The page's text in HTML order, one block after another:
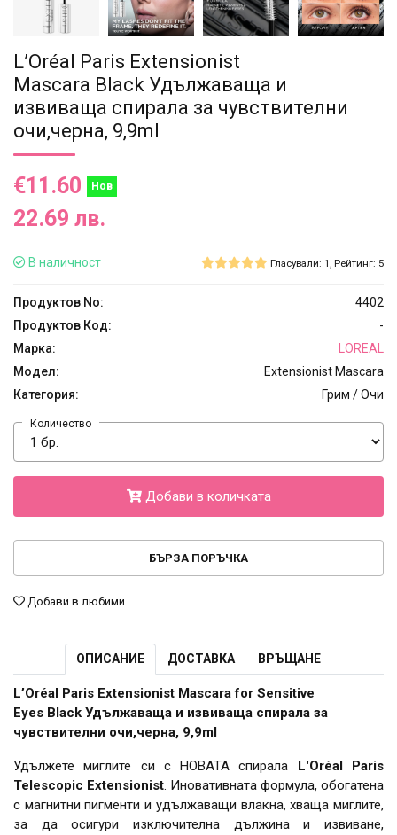
L’Oréal Paris Extensionist
Mascara Black Удължаваща и
извиваща спирала за чувствителни
очи,черна, 9,9ml
€11.60 Нов
22.69 лв.
В наличност Гласували: 1, Рейтинг: 5
Продуктов No:
4402
Продуктов Код:
-
Марка:
LOREAL
Модел:
Extensionist Mascara
Категория:
Грим / Очи
Количество
Добави в количката
БЪРЗА ПОРЪЧКА
Добави в любими
ОПИСАНИЕ ДОСТАВКА ВРЪЩАНЕ
L’Oréal Paris Extensionist Mascara for Sensitive
Eyes Black Удължаваща и извиваща спирала за
чувствителни очи,черна, 9,9ml
Удължете миглите си с НОВАТА спирала L'Oréal Paris
Telescopic Extensionist. Иновативната формула, обогатена
с магнитни пигменти и удължаващи влакна, хваща миглите,
за да осигури изключителна дължина и извиване,